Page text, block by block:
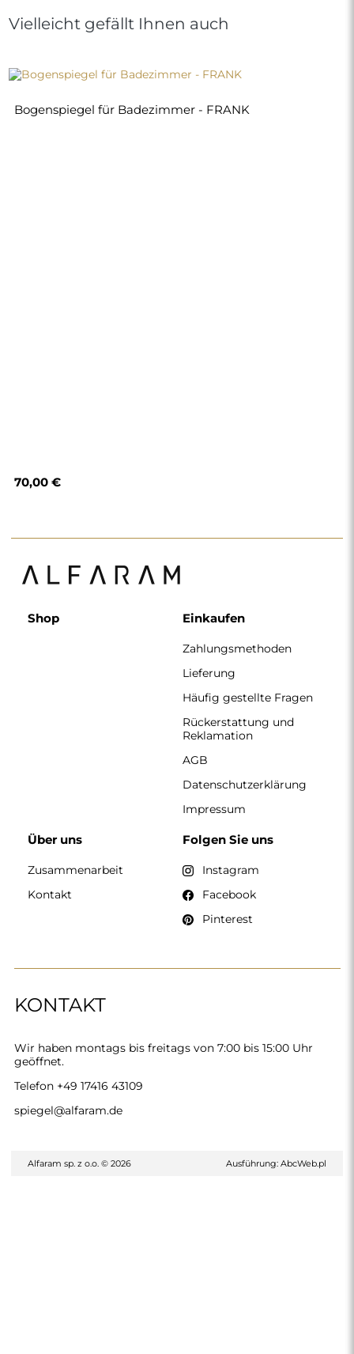
Vielleicht gefällt Ihnen auch
Bogenspiegel für Badezimmer - FRANK
70,00 €
KONTAKT
Wir haben montags bis freitags von 7:00 bis 15:00 Uhr
geöffnet.
Telefon +49 17416 43109
spiegel@alfaram.de
Shop Einkaufen
Zahlungsmethoden
Lieferung
Häufig gestellte Fragen
Rückerstattung und
Reklamation
AGB
Datenschutzerklärung
Impressum
Über uns
Zusammenarbeit
Kontakt
Folgen Sie uns
Instagram
Facebook
Pinterest
Alfaram sp. z o.o. © 2026 Ausführung: AbcWeb.pl